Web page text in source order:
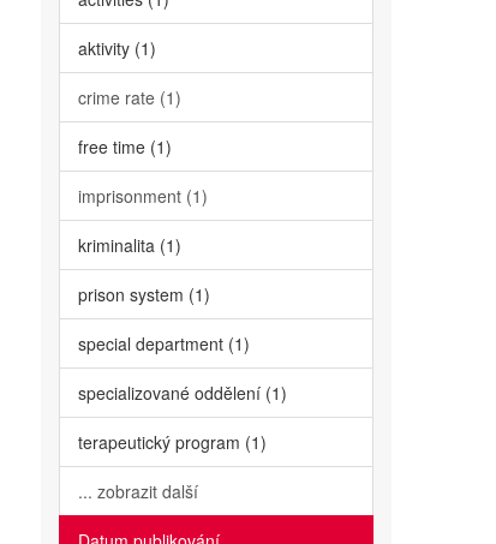
aktivity (1)
crime rate (1)
free time (1)
imprisonment (1)
kriminalita (1)
prison system (1)
special department (1)
specializované oddělení (1)
terapeutický program (1)
... zobrazit další